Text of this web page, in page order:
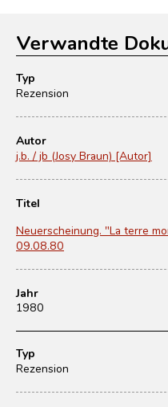
Verwandte
Typ
Rezension
Autor
j.b. / jb (Josy Braun) [Autor]
Titel
Neuerscheinung. "La terre
09.08.80
Jahr
1980
Typ
Rezension